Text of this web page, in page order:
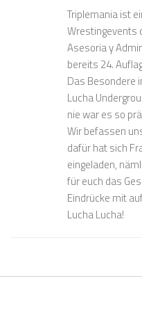
Triplemania ist
Wrestingevents
Asesoria y
bereits 24.
Das Besondere
Lucha
nie war es so
Wir befassen
dafür hat sich
eingeladen,
für euch das
Eindrücke mit
Lucha Lucha!